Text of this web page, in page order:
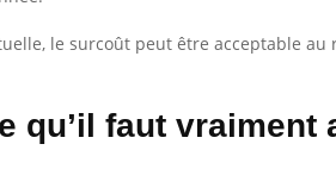
le surcoût peut être acceptable
qu’il faut vraiment